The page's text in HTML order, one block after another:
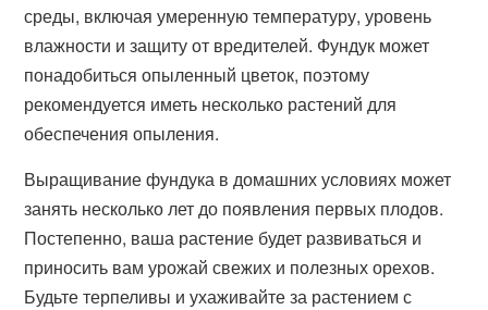
среды, включая умеренную температуру, уровень
влажности и защиту от вредителей. Фундук может
понадобиться опыленный цветок, поэтому
рекомендуется иметь несколько растений для
обеспечения опыления.
Выращивание фундука в домашних условиях может
занять несколько лет до появления первых плодов.
Постепенно, ваша растение будет развиваться и
приносить вам урожай свежих и полезных орехов.
Будьте терпеливы и ухаживайте за растением с